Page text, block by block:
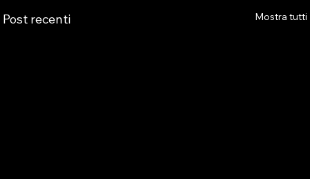
Post recenti Mostra tutti